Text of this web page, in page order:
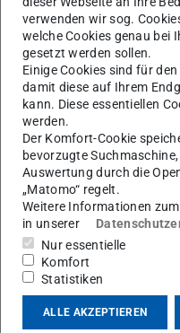
Wunsch von Personen,
möchten.
Phase 1 – Think
Als Arbeitsauftrag
Video anzuschauen und
analysieren. Die
zunächst nur für sich
10 Minuten Zeit dafür.
Leitfragen:
Was passiert im Detail?
Achten Sie besonders
deren
Phase 2 – Pair
verwenden wir sog.
welche Cookies genau bei
gesetzt werden sollen.
Einige Cookies sind für
damit diese auf Ihrem
kann. Diese essentiellen
werden.
Der Komfort-Cookie
bevorzugte
Auswertung durch die
„Matomo“ regelt.
Weitere Informationen
in unserer
Nur essentielle
Komfort
Statistiken
ALLE AKZEPTIEREN